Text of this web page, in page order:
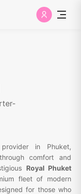
in Phuket,
comfort and
Royal Phuket
fleet of modern
for those who